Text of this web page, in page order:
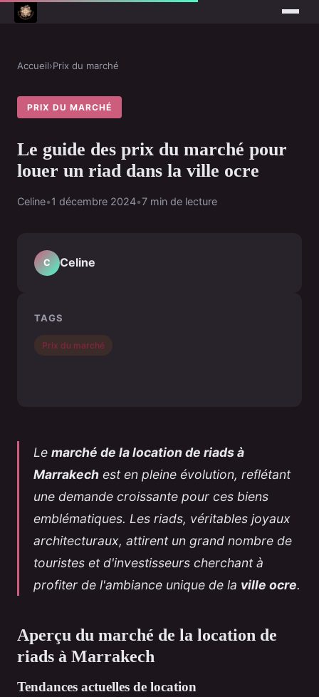
Accueil›Prix du marché
PRIX DU MARCHÉ
Le guide des prix du marché pour
louer un riad dans la ville ocre
Celine•1 décembre 2024•7 min de lecture
Le marché de la location de riads à
Marrakech est en pleine évolution, reflétant
une demande croissante pour ces biens
emblématiques. Les riads, véritables joyaux
architecturaux, attirent un grand nombre de
touristes et d'investisseurs cherchant à
profiter de l'ambiance unique de la ville ocre.
Aperçu du marché de la location de
riads à Marrakech
Tendances actuelles de location
C Celine
TAGS
Prix du marché